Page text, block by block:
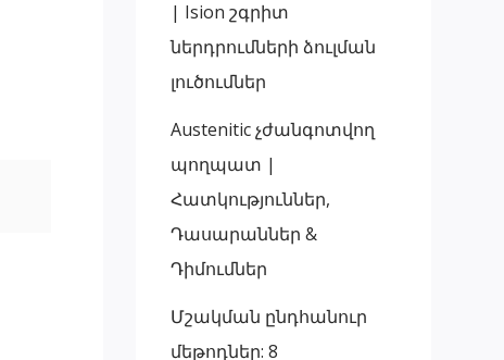
| Ision շգրիտ
ներդրումների ձուլման
լուծումներ
Austenitic չժանգոտվող
պողպատ |
Հատկություններ,
Դասարաններ &
Դիմումներ
Մշակման ընդհանուր
մեթոդներ: 8